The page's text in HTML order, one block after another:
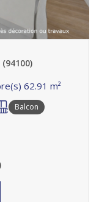
(94100)
Appartement 3 pièce(s) 2 chambre(s) 62.91 m²
Balcon